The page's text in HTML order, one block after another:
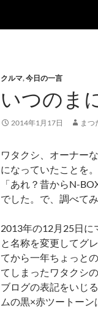
クルマ,今日の一言
いつのま
2014年1月17日 まつ
ワタクシ、オーナー
になっていたことを
「あれ？昔からN-
でした。で、調べてみ
2013年の12月25日に
と名称を変更してグ
てから一年ちょっと
てしまったワタクシ
ブログの表記をいじ
ムの黒×赤ツートー